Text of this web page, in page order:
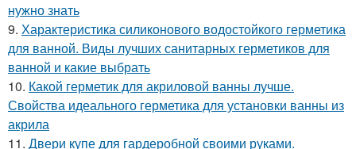
нужно знать
9. Характеристика силиконового водостойкого герметика
для ванной. Виды лучших санитарных герметиков для
ванной и какие выбрать
10. Какой герметик для акриловой ванны лучше.
Свойства идеального герметика для установки ванны из
акрила
11. Двери купе для гардеробной своими руками.